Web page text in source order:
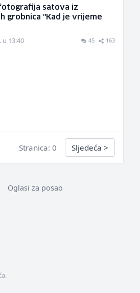
satova iz
grobnica "Kad je vrijeme
u 13:40 45 163
Stranica: 0 Sljedeća >
Oglasi za posao